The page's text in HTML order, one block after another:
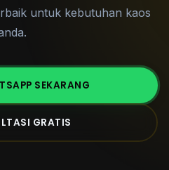
untuk kebutuhan kaos
SEKARANG
GRATIS